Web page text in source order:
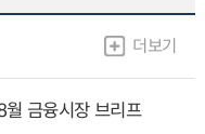
더보기
금융시장 브리프